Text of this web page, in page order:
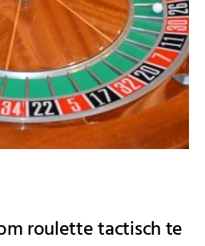
roulette tactisch te